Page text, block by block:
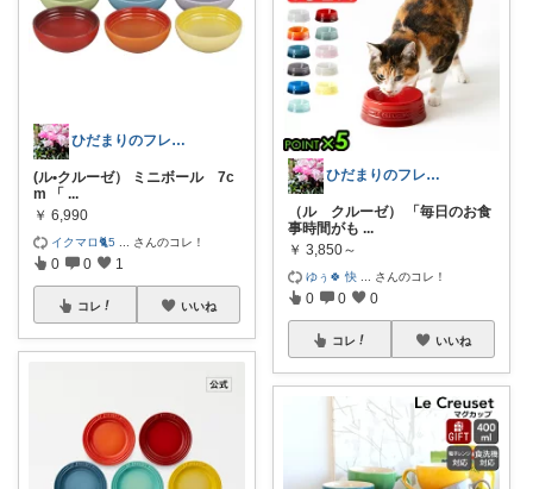
ひだまりのフレンチ🩷ガーデン
(ル•クルーゼ） ミニボール 7c
m 「 ...
￥ 6,990
イクマロ🐈5 さんのコレ！
0 0 1
コレ いいね
ひだまりのフレンチ🩷ガーデン
（ル クルーゼ） 「毎日のお食
事時間がも ...
￥ 3,850～
ゆぅ🍀︎ 快 さんのコレ！
0 0 0
コレ いいね